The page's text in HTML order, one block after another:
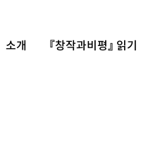
소개 『창작과비평』 읽기